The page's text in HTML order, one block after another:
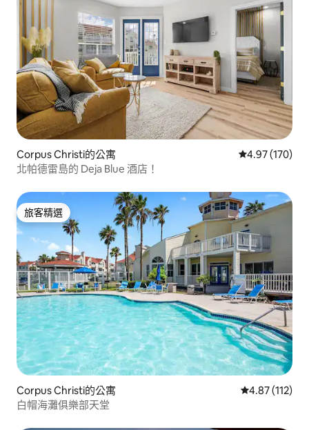
Corpus Christi的公寓 從 170 則評價
4.97 (170)
北帕德雷島的 Deja Blue 酒店！
旅客精選
旅客精選
Corpus Christi的公寓 從 112 則評價
4.87 (112)
白帽海灘俱樂部天堂